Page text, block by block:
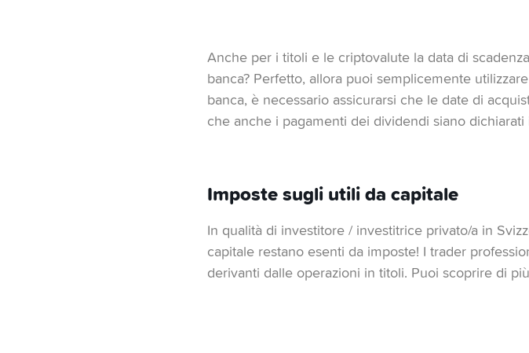
Anche per i titoli e le criptovalute la data di
banca? Perfetto, allora puoi semplicemente
banca, è necessario assicurarsi che le date di
che anche i pagamenti dei dividendi siano
Imposte sugli utili da capitale
In qualità di investitore / investitrice privato/a in
capitale restano esenti da imposte! I trader
derivanti dalle operazioni in titoli. Puoi scoprire di